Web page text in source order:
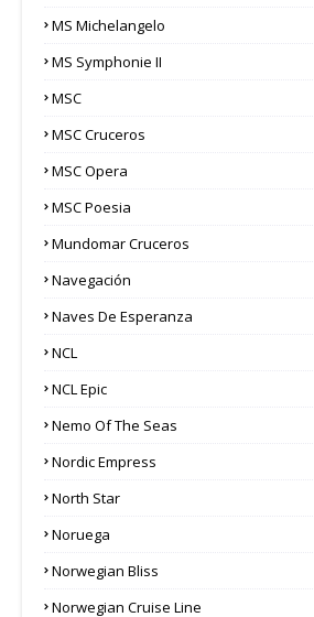
MS Michelangelo
MS Symphonie II
MSC
MSC Cruceros
MSC Opera
MSC Poesia
Mundomar Cruceros
Navegación
Naves De Esperanza
NCL
NCL Epic
Nemo Of The Seas
Nordic Empress
North Star
Noruega
Norwegian Bliss
Norwegian Cruise Line